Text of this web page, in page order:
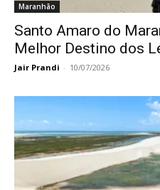
Maranhão
Santo Amaro do
Melhor Destino dos
Jair Prandi - 10/07/2026